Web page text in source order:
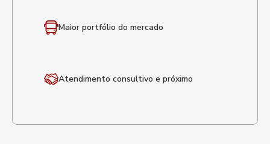
Maior portfólio do mercado
Atendimento consultivo e próximo